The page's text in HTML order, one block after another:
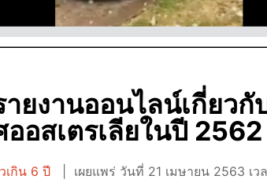
ยงานออนไลน์เกี่ยวกั
ออสเตรเลียในปี 2562
เกิน 6 ปี
เผยแพร่ วันที่ 21 เมษายน 2563 เว